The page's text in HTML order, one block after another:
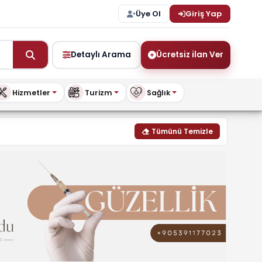
Üye Ol Giriş Yap
Detaylı Arama Ücretsiz ilan Ver
Hizmetler Turizm Sağlık
| buykibris.comTümünü Temizle